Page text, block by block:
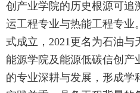
创产业学院的历史根源可追
运工程专业与热能工程专业
式成立，2021更名为石油
能源学院及能源低碳信创产
的专业深耕与发展，形成学